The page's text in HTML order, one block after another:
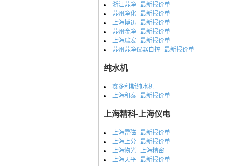
浙江苏净--最新报价单
苏州净化--最新报价单
上海博迅--最新报价单
苏州金净--最新报价单
上海瑞宏--最新报价单
苏州苏净仪器自控--最新报价单
纯水机
赛多利斯纯水机
上海和泰--最新报价单
上海精科-上海仪电
上海雷磁--最新报价单
上海上分--最新报价单
上海物光--上海精密
上海天平--最新报价单